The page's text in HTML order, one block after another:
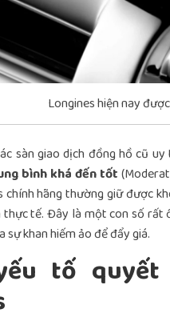
Longines hiện nay
sàn giao dịch đồng hồ cũ
bình khá đến tốt
chính hãng thường giữ được
thực tế. Đây là một con số
khan hiếm ảo để đẩy giá.
tố